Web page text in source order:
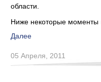
области.
Ниже некоторые моменты
Далее
05 Апреля, 2011